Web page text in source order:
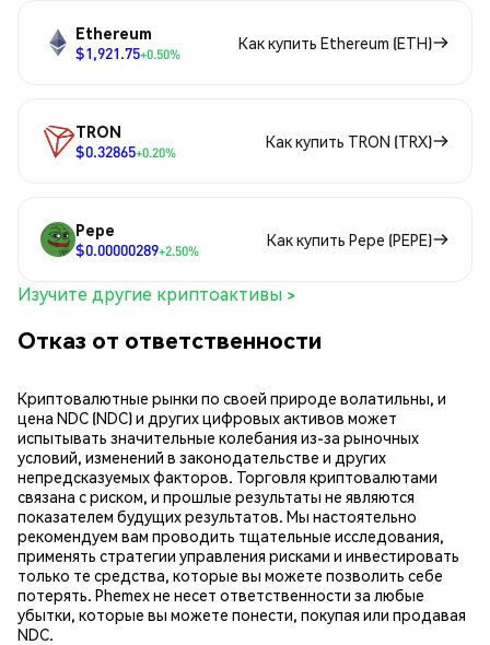
Ethereum
$1,921.75+0.50%
Как купить Ethereum (ETH)
TRON
$0.32865+0.20%
Как купить TRON (TRX)
Pepe
$0.00000289+2.50%
Как купить Pepe (PEPE)
Изучите другие криптоактивы >
Отказ от ответственности
Криптовалютные рынки по своей природе волатильны, и
цена NDC (NDC) и других цифровых активов может
испытывать значительные колебания из-за рыночных
условий, изменений в законодательстве и других
непредсказуемых факторов. Торговля криптовалютами
связана с риском, и прошлые результаты не являются
показателем будущих результатов. Мы настоятельно
рекомендуем вам проводить тщательные исследования,
применять стратегии управления рисками и инвестировать
только те средства, которые вы можете позволить себе
потерять. Phemex не несет ответственности за любые
убытки, которые вы можете понести, покупая или продавая
NDC.